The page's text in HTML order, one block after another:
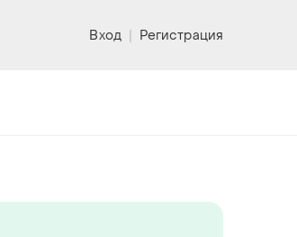
Вход | Регистрация